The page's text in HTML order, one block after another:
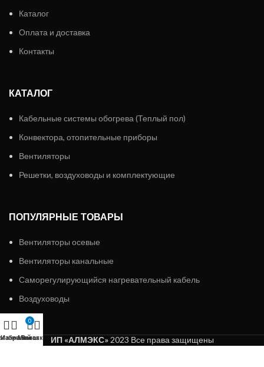
Каталог
Оплата и доставка
Контакты
КАТАЛОГ
Кабельные системы обогрева (Теплый пол)
Конвектора, отопительные приборы
Вентиляторы
Решетки, воздуховоды и комплектующие
ПОПУЛЯРНЫЕ ТОВАРЫ
Вентиляторы осевые
Вентиляторы канальные
Саморегулирующийся нагревательный кабель
Воздуховоды
ИП «АЛМЭКС»2023 Все права защищены
Избранное
0
Заказ
Мой аккаунт